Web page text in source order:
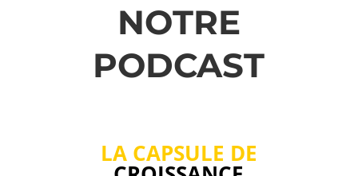
NOTRE
PODCAST
LA CAPSULE DE